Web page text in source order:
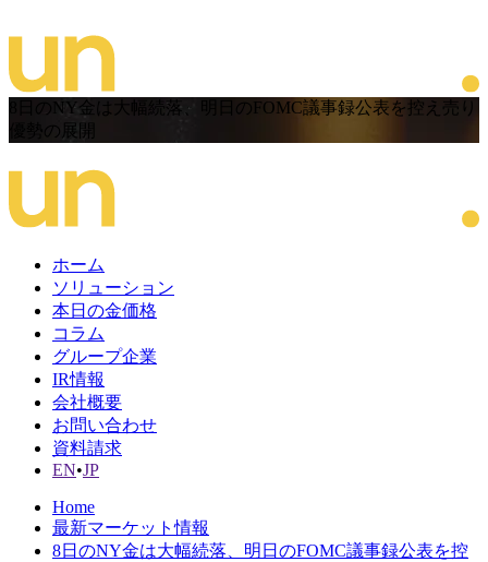
8日のNY金は大幅続落、明日のFOMC議事録公表を控え売り
優勢の展開
ホーム
ソリューション
本日の金価格
コラム
グループ企業
IR情報
会社概要
お問い合わせ
資料請求
EN•JP
Home
最新マーケット情報
8日のNY金は大幅続落、明日のFOMC議事録公表を控